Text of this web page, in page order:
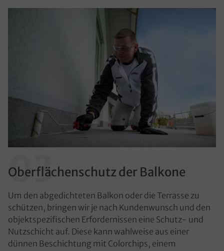
03
Oberflächenschutz der Balkone
Um den abgedichteten Balkon oder die Terrasse zu
schützen, bringen wir je nach Kundenwunsch und den
objektspezifischen Erfordernissen eine Schutz- und
Nutzschicht auf. Diese kann wahlweise aus einer
dünnen Beschichtung mit Colorchips, einem